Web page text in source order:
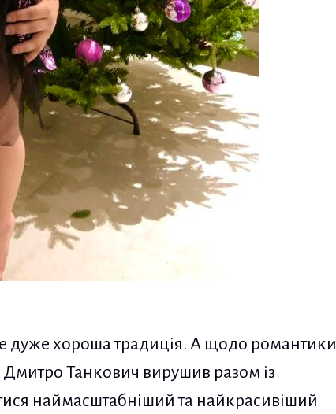
дуже хороша традиція. А щодо романтики
Танкович вирушив разом із
наймасштабніший та найкрасивіший